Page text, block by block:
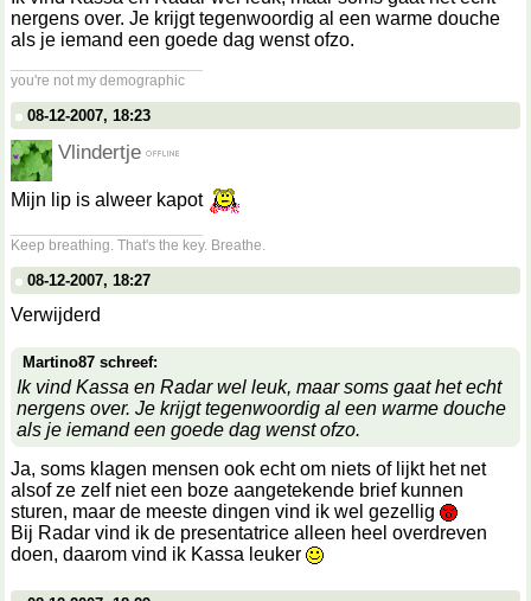
nergens over. Je krijgt tegenwoordig al een warme douche
als je iemand een goede dag wenst ofzo.
you're not my demographic
08-12-2007, 18:23
Vlindertje
Mijn lip is alweer kapot
Keep breathing. That's the key. Breathe.
08-12-2007, 18:27
Verwijderd
Martino87 schreef:
Ik vind Kassa en Radar wel leuk, maar soms gaat het echt
nergens over. Je krijgt tegenwoordig al een warme douche
als je iemand een goede dag wenst ofzo.
Ja, soms klagen mensen ook echt om niets of lijkt het net
alsof ze zelf niet een boze aangetekende brief kunnen
sturen, maar de meeste dingen vind ik wel gezellig
Bij Radar vind ik de presentatrice alleen heel overdreven
doen, daarom vind ik Kassa leuker